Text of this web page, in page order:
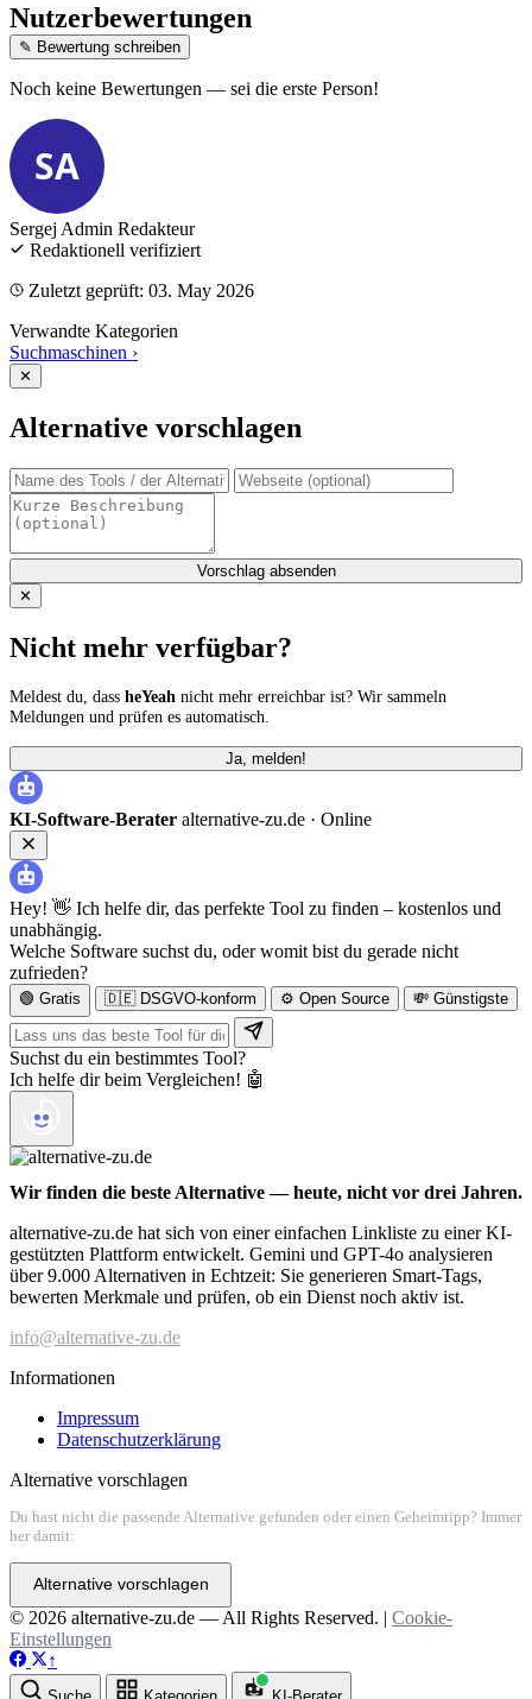
Nutzerbewertungen
✎ Bewertung schreiben
Noch keine Bewertungen — sei die erste Person!
SA
Sergej Admin Redakteur
Redaktionell verifiziert
Zuletzt geprüft: 03. May 2026
Verwandte Kategorien
Suchmaschinen ›
✕
Alternative vorschlagen
Vorschlag absenden
✕
Nicht mehr verfügbar?
Meldest du, dass heYeah nicht mehr erreichbar ist? Wir sammeln
Meldungen und prüfen es automatisch.
Ja, melden!
KI-Software-Berater alternative-zu.de · Online
Hey! 👋 Ich helfe dir, das perfekte Tool zu finden – kostenlos und
unabhängig.
Welche Software suchst du, oder womit bist du gerade nicht
zufrieden?
🟢 Gratis 🇩🇪 DSGVO-konform ⚙️ Open Source 💸 Günstigste
Suchst du ein bestimmtes Tool?
Ich helfe dir beim Vergleichen! 🤖
Wir finden die beste Alternative — heute, nicht vor drei Jahren.
alternative-zu.de hat sich von einer einfachen Linkliste zu einer KI-
gestützten Plattform entwickelt. Gemini und GPT-4o analysieren
über 9.000 Alternativen in Echtzeit: Sie generieren Smart-Tags,
bewerten Merkmale und prüfen, ob ein Dienst noch aktiv ist.
info@alternative-zu.de
Informationen
Impressum
Datenschutzerklärung
Alternative vorschlagen
Du hast nicht die passende Alternative gefunden oder einen Geheimtipp? Immer
her damit:
Alternative vorschlagen
© 2026 alternative-zu.de — All Rights Reserved. | Cookie-
Einstellungen
↑